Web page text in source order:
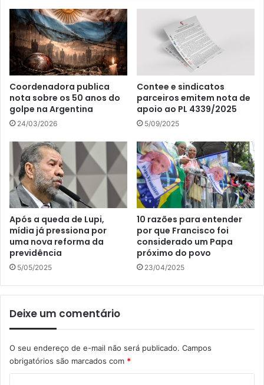
Coordenadora publica
nota sobre os 50 anos do
golpe na Argentina
24/03/2026
Contee e sindicatos
parceiros emitem nota de
apoio ao PL 4339/2025
5/09/2025
Após a queda de Lupi,
mídia já pressiona por
uma nova reforma da
previdência
5/05/2025
10 razões para entender
por que Francisco foi
considerado um Papa
próximo do povo
23/04/2025
Deixe um comentário
O seu endereço de e-mail não será publicado. Campos
obrigatórios são marcados com *